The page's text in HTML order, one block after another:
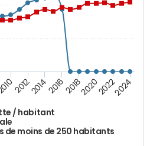
/ habitant
de moins de 250 habitants
2012201420162018202020222024